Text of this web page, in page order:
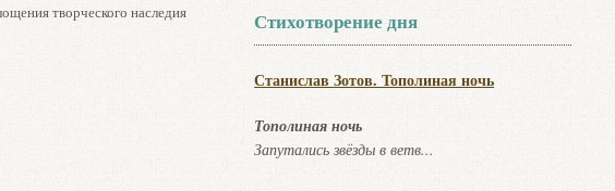
творческого наследия
Стихотворение дня
Станислав Зотов. Тополиная ночь
Тополиная ночь
Запутались звёзды в ветв...